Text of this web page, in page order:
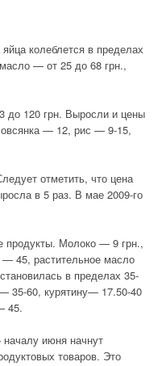
колеблется в пределах
— от 25 до 68 грн.,
120 грн. Выросли и цены
— 12, рис — 9-15,
отметить, что цена
в 5 раз. В мае 2009-го
продукты. Молоко — 9 грн.,
45, растительное масло
в пределах 35-
35-60, курятину— 17.50-40
45.
июня начнут
товаров. Это